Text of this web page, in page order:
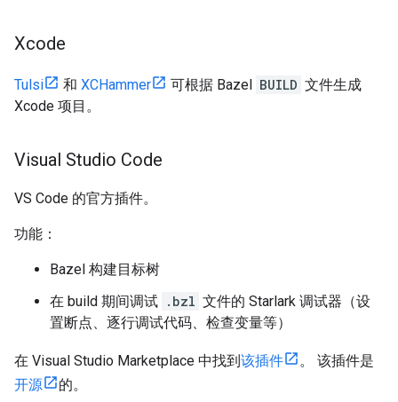
Xcode
Tulsi 和 XCHammer 可根据 Bazel BUILD 文件生成
Xcode 项目。
Visual Studio Code
VS Code 的官方插件。
功能：
Bazel 构建目标树
在 build 期间调试 .bzl 文件的 Starlark 调试器（设
置断点、逐行调试代码、检查变量等）
在 Visual Studio Marketplace 中找到该插件
。 该插件是
开源
的。